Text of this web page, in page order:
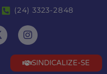
(24) 3323-2848
SINDICALIZE-SE